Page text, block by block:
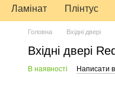
Ламінат Плінтус
Головна Вхідні двері
Вхідні двері
В наявності Написати